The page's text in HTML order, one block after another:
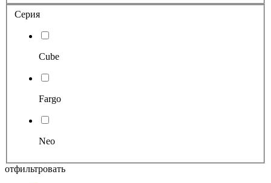
Серия
Cube
Fargo
Neo
отфильтровать